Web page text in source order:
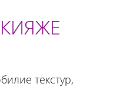
текстур,